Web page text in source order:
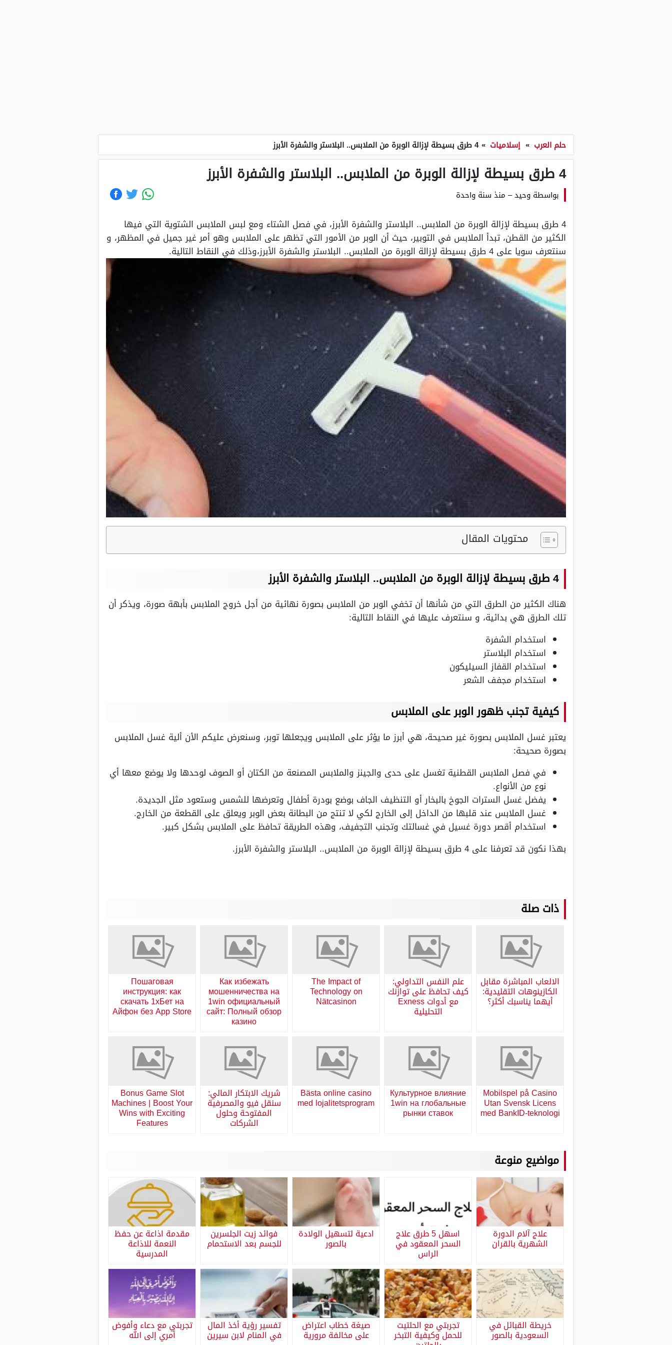
حلم العرب » إسلاميات » 4 طرق بسيطة لإزالة الوبرة من الملابس.. البلاستر والشفرة الأبرز
4 طرق بسيطة لإزالة الوبرة من الملابس.. البلاستر والشفرة الأبرز
بواسطة وحيد– منذ سنة واحدة
4 طرق بسيطة لإزالة الوبرة من الملابس.. البلاستر والشفرة الأبرز، في فصل الشتاء ومع لبس الملابس الشتوية التي فيها
الكثير من القطن، تبدأ الملابس في التوبير، حيث أن الوبر من الأمور التي تظهر على الملابس وهو أمر غير جميل في المظهر، و
سنتعرف سويا على 4 طرق بسيطة لإزالة الوبرة من الملابس.. البلاستر والشفرة الأبرز،وذلك في النقاط التالية.
محتويات المقال
4 طرق بسيطة لإزالة الوبرة من الملابس.. البلاستر والشفرة الأبرز
هناك الكثير من الطرق التي من شأنها أن تخفي الوبر من الملابس بصورة نهائية من أجل خروج الملابس بأبهة صورة، ويذكر أن
تلك الطرق هي بدائية، و سنتعرف عليها في النقاط التالية:
استخدام الشفرة
استخدام البلاستر
استخدام القفاز السيليكون
استخدام مجفف الشعر
كيفية تجنب ظهور الوبر على الملابس
يعتبر غسل الملابس بصورة غير صحيحة، هي أبرز ما يؤثر على الملابس ويجعلها توبر، وسنعرض عليكم الأن ألية غسل الملابس
بصورة صحيحة:
في فصل الملابس القطنية تغسل على حدى والجينز والملابس المصنعة من الكتان أو الصوف لوحدها ولا يوضع معها أي
نوع من الأنواع.
يفضل غسل السترات الجوخ بالبخار أو التنظيف الجاف بوضع بودرة أطفال وتعرضها للشمس وستعود مثل الجديدة.
غسل الملابس عند قلبها من الداخل إلى الخارج لكي لا تنتج من البطانة بعض الوبر ويعلق على القطعة من الخارج.
استخدام أقصر دورة غسيل في غسالتك وتجنب التجفيف، وهذه الطريقة تحافظ على الملابس بشكل كبير.
بهذا نكون قد تعرفنا على 4 طرق بسيطة لإزالة الوبرة من الملابس.. البلاستر والشفرة الأبرز.
ذات صلة
الالعاب المباشرة مقابل
الكازينوهات التقليدية:
أيهما يناسبك أكثر؟
علم النفس التداولي:
كيف تحافظ على توازنك
مع أدوات Exness
التحليلية
The Impact of
Technology on
Nätcasinon
Как избежать
мошенничества на
1win официальный
сайт: Полный обзор
казино
Пошаговая
инструкция: как
скачать 1хБет на
Айфон без App Store
Mobilspel på Casino
Utan Svensk Licens
med BankID-teknologi
Культурное влияние
1win на глобальные
рынки ставок
Bästa online casino
med lojalitetsprogram
شريك الابتكار المالي:
سنقل فيو والمصرفية
المفتوحة وحلول
الشركات
Bonus Game Slot
Machines | Boost Your
Wins with Exciting
Features
مواضيع منوعة
علاج آلام الدورة
الشهرية بالقران
اسهل 5 طرق علاج
السحر المعقود في
الراس
ادعية لتسهيل الولادة
بالصور
فوائد زيت الجلسرين
للجسم بعد الاستحمام
مقدمة اذاعة عن حفظ
النعمة للاذاعة
المدرسية
خريطة القبائل في
السعودية بالصور
تجربتي مع الحلتيت
للحمل وكيفية التبخر
صيغة خطاب اعتراض
على مخالفة مرورية
تفسير رؤية أخذ المال
في المنام لابن سيرين
تجربتي مع دعاء وأفوض
أمري إلى الله